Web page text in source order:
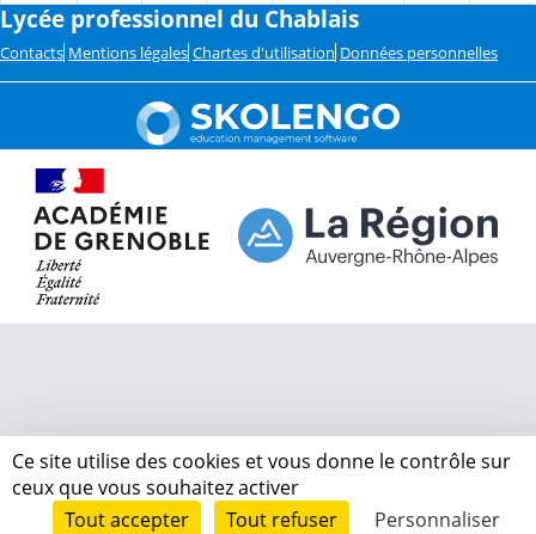
Lycée professionnel du Chablais
Contacts Mentions légales Chartes d'utilisation Données personnelles
Ce site utilise des cookies et vous donne le contrôle sur
ceux que vous souhaitez activer
Tout accepter
Tout refuser Personnaliser